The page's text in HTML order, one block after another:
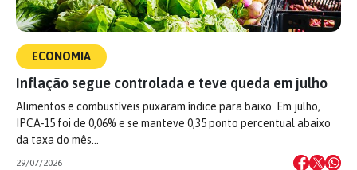
ECONOMIA
Inflação segue controlada e teve queda em julho
Alimentos e combustíveis puxaram índice para baixo. Em julho,
IPCA-15 foi de 0,06% e se manteve 0,35 ponto percentual abaixo
da taxa do mês…
29/07/2026